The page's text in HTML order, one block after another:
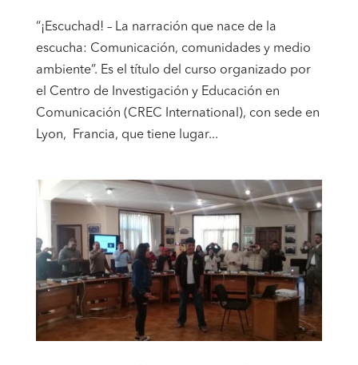
“¡Escuchad! – La narración que nace de la
escucha: Comunicación, comunidades y medio
ambiente”. Es el título del curso organizado por
el Centro de Investigación y Educación en
Comunicación (CREC International), con sede en
Lyon, Francia, que tiene lugar...